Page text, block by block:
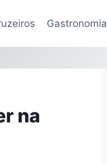
Gastronomia
na